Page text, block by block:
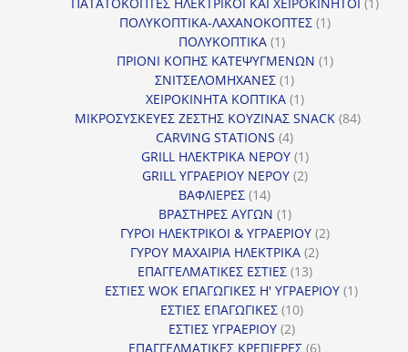
ΠΟΛΥΚΟΠΤΙΚΑ-ΛΑΧΑΝΟΚΟΠΤΕΣ 11
ΠΟΛΥΚΟΠΤΙΚΑ 11
προϊόν
ΠΡΙΟΝΙ ΚΟΠΗΣ ΚΑΤΕΨΥΓΜΕΝΩΝ 11
ΣΝΙΤΣΕΛΟΜΗΧΑΝΕΣ 11
προϊόν
ΧΕΙΡΟΚΙΝΗΤΑ ΚΟΠΤΙΚΑ 11
προϊόν
ΜΙΚΡΟΣΥΣΚΕΥΕΣ ΖΕΣΤΗΣ ΚΟΥΖΙΝΑΣ SNACK 8484
CARVING STATIONS 44
προϊόντα
GRILL ΗΛΕΚΤΡΙΚΑ ΝΕΡΟΥ 11
προϊόν
GRILL ΥΓΡΑΕΡΙΟΥ ΝΕΡΟΥ 22
ΒΑΦΛΙΕΡΕΣ 1414
προϊόντα
ΒΡΑΣΤΗΡΕΣ ΑΥΓΩΝ 11
προϊόν
ΓΥΡΟΙ ΗΛΕΚΤΡΙΚΟΙ & ΥΓΡΑΕΡΙΟΥ 22
ΓΥΡΟΥ ΜΑΧΑΙΡΙΑ ΗΛΕΚΤΡΙΚΑ 22
ΕΠΑΓΓΕΛΜΑΤΙΚΕΣ ΕΣΤΙΕΣ 1313
προϊόντα
ΕΣΤΙΕΣ WOK ΕΠΑΓΩΓΙΚΕΣ Η' ΥΓΡΑΕΡΙΟΥ 11
ΕΣΤΙΕΣ ΕΠΑΓΩΓΙΚΕΣ 1010
ΕΣΤΙΕΣ ΥΓΡΑΕΡΙΟΥ 22
προϊόντα
ΕΠΑΓΓΕΛΜΑΤΙΚΕΣ ΚΡΕΠΙΕΡΕΣ 66